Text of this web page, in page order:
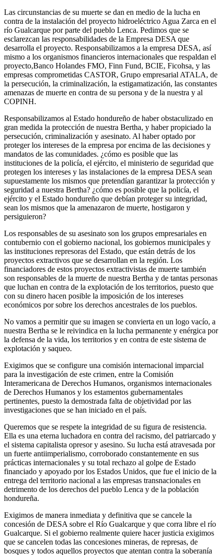
Las circunstancias de su muerte se dan en medio de la lucha en
contra de la instalación del proyecto hidroeléctrico Agua Zarca en el
río Gualcarque por parte del pueblo Lenca. Pedimos que se
esclarezcan las responsabilidades de la Empresa DESA que
desarrolla el proyecto. Responsabilizamos a la empresa DESA, así
mismo a los organismos financieros internacionales que respaldan el
proyecto,Banco Holandes FMO, Finn Fund, BCIE, Ficohsa, y las
empresas comprometidas CASTOR, Grupo empresarial ATALA, de
la persecución, la criminalización, la estigamatización, las constantes
amenazas de muerte en contra de su persona y de la nuestra y al
COPINH.
Responsabilizamos al Estado hondureño de haber obstaculizado en
gran medida la protección de nuestra Bertha, y haber propiciado la
persecución, criminalización y asesinato. Al haber optado por
proteger los intereses de la empresa por encima de las decisiones y
mandatos de las comunidades. ¿cómo es posible que las
instituciones de la policía, el ejército, el ministerio de seguridad que
protegen los intereses y las instalaciones de la empresa DESA sean
supuestamente los mismos que pretendían garantizar la protección y
seguridad a nuestra Bertha? ¿cómo es posible que la policía, el
ejército y el Estado hondureño que debían proteger su integridad,
sean los mismos que la amenazaron de muerte, hostigaron y
persiguieron?
Los responsables de su asesinato son los grupos empresariales en
contubernio con el gobierno nacional, los gobiernos municipales y
las instituciones represoras del Estado, que están detrás de los
proyectos extractivos que se desarrollan en la región. Los
financiadores de estos proyectos extractivistas de muerte también
son responsables de la muerte de nuestra Bertha y de tantas personas
que luchan en contra de la explotación de los territorios, puesto que
con su dinero hacen posible la imposición de los intereses
económicos por sobre los derechos ancestrales de los pueblos.
No vamos a permitir que su imagen se convierta en un logo vacío, a
nuestra Bertha se le reivindica en la lucha permanente y enérgica por
la defensa de la vida, los territorios y en contra de este sistema de
explotación y saqueo.
Exigimos que se configure una comisión internacional imparcial
para la investigación de este crimen, entre la Comisión
Interamericana de Derechos Humanos, organismos internacionales
de Derechos Humanos y los estamentos gubernamentales
pertinentes, puesto la demostrada falta de objetividad por las
investigaciones que se han iniciado en el país.
Queremos que se respete la integridad de su figura de resistencia.
Ella es una eterna luchadora en contra del racismo, del patriarcado y
el sistema capitalista opresor y asesino. Su lucha está atravesada por
un fuerte antiimperialismo, corroborado constantemente en sus
prácticas internacionales y su total rechazo al golpe de Estado
financiado y apoyado por los Estados Unidos, que fue el inicio de la
entrega del territorio nacional a las empresas transnacionales en
detrimento de los derechos del pueblo Lenca y de la población
hondureña.
Exigimos de manera inmediata y definitiva que se cancele la
concesión de DESA sobre el Río Gualcarque y que corra libre el río
Gualcarque. Si el gobierno realmente quiere hacer justicia exigimos
que se cancelen todas las concesiones mineras, de represas, de
bosques y todos aquellos proyectos que atentan contra la soberanía